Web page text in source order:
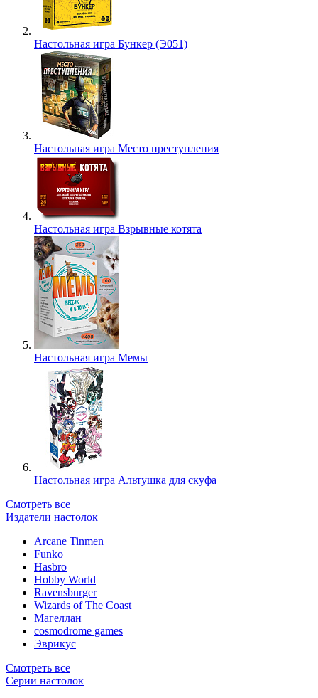
Настольная игра Бункер (Э051)
Настольная игра Место преступления
Настольная игра Взрывные котята
Настольная игра Мемы
Настольная игра Альтушка для скуфа
Смотреть все
Издатели настолок
Arcane Tinmen
Funko
Hasbro
Hobby World
Ravensburger
Wizards of The Coast
Магеллан
сosmodrome games
Эврикус
Смотреть все
Серии настолок